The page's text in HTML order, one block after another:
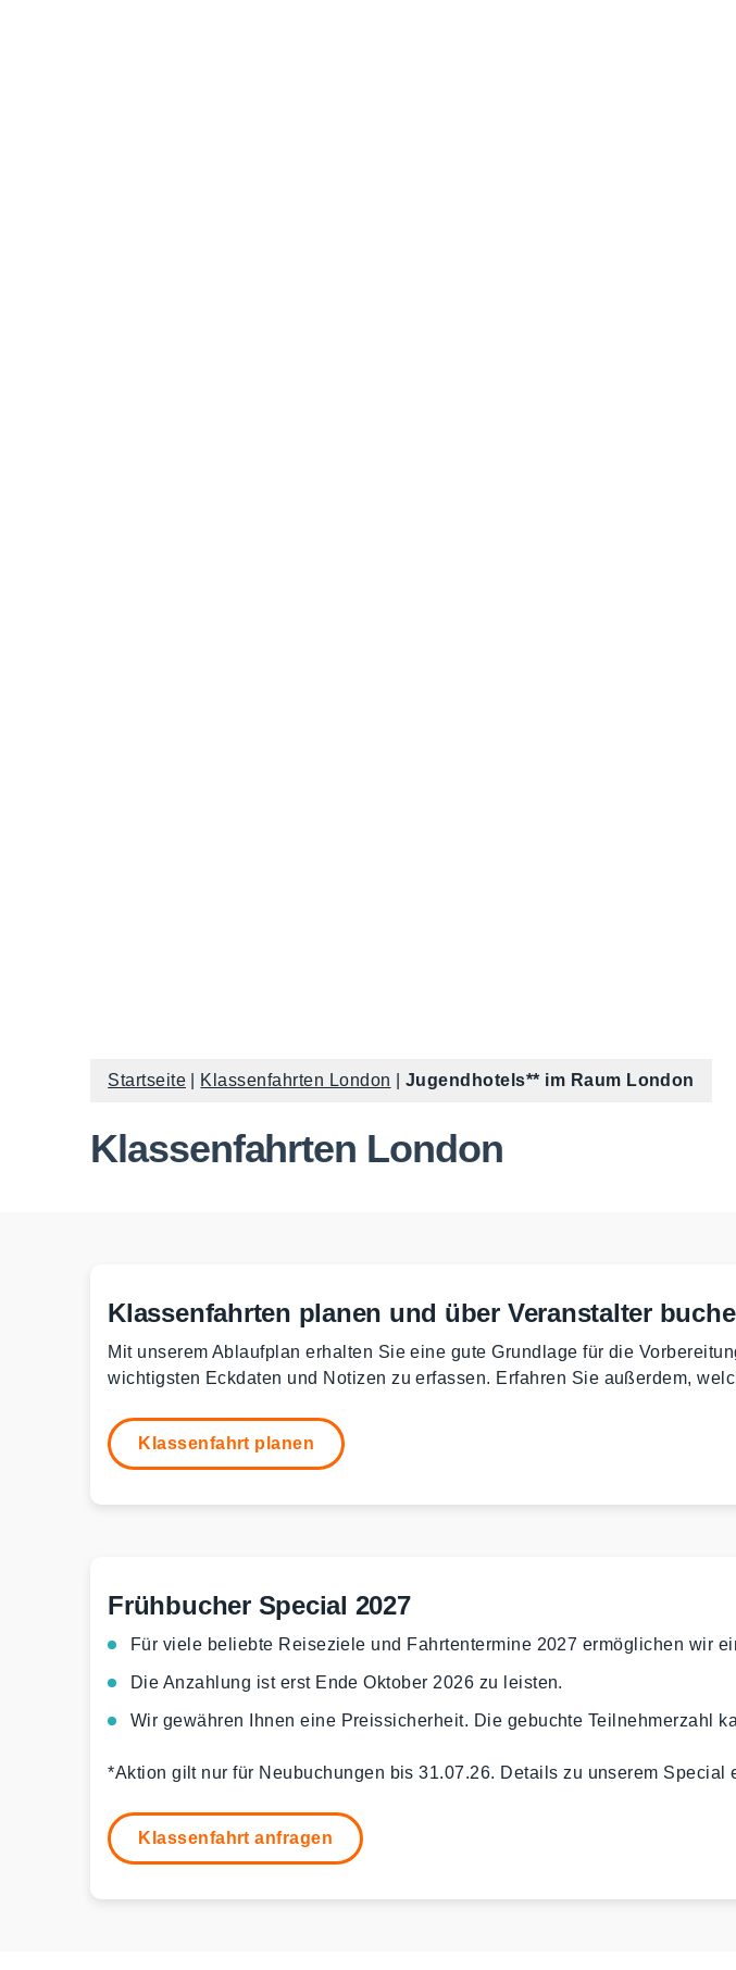
Startseite Klassenfahrten London |Jugendhotels** im Raum London
Klassenfahrten London
Klassenfahrten planen und über Veranstalter
Mit unserem Ablaufplan erhalten Sie eine gute Grundlage für die
wichtigsten Eckdaten und Notizen zu erfassen. Erfahren Sie außerdem,
Klassenfahrt planen
Frühbucher Special 2027
Für viele beliebte Reiseziele und Fahrtentermine 2027 ermöglichen wir
Die Anzahlung ist erst Ende Oktober 2026 zu leisten.
Wir gewähren Ihnen eine Preissicherheit. Die gebuchte Teilnehmerzahl
*Aktion gilt nur für Neubuchungen bis 31.07.26. Details zu unserem Special
Klassenfahrt anfragen